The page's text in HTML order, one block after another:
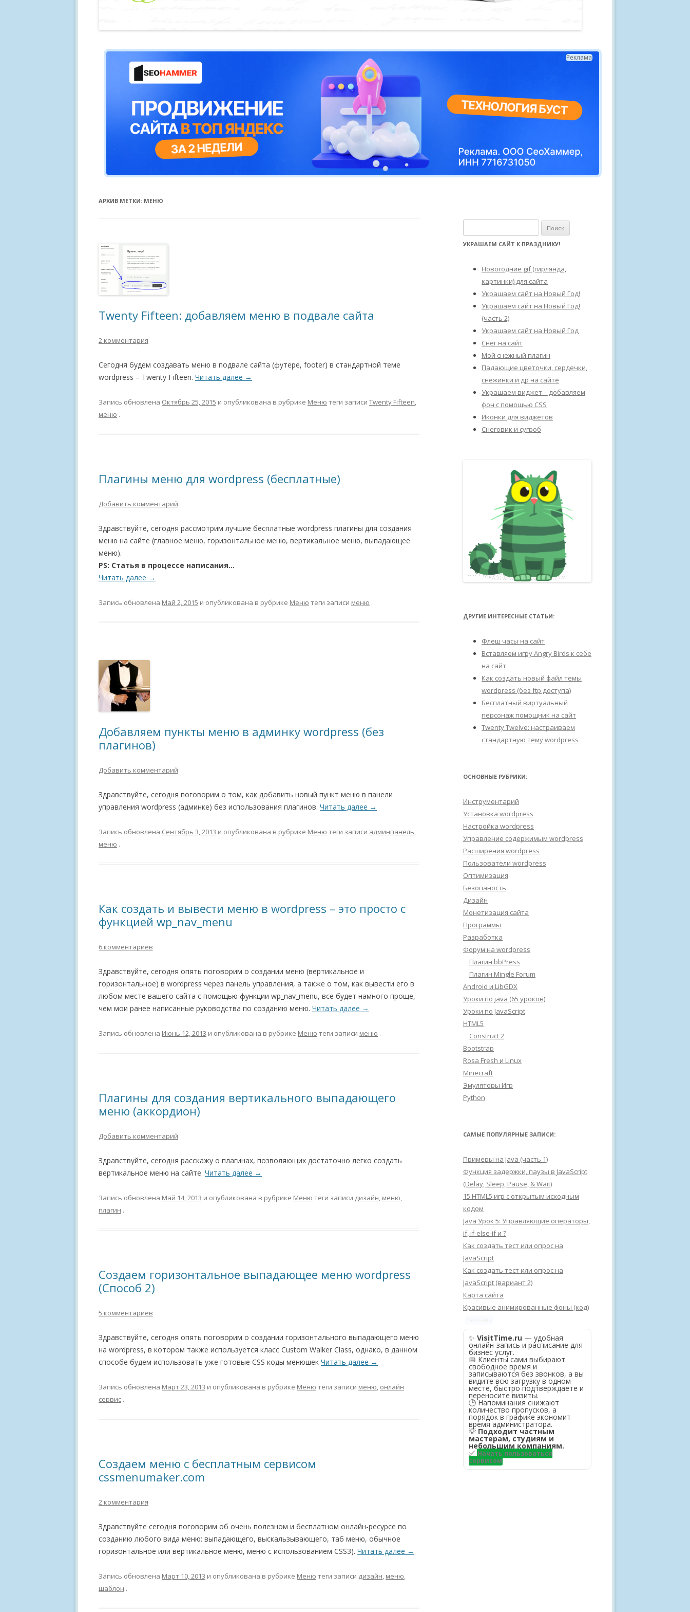
Реклама
АРХИВ МЕТКИ: МЕНЮ
Twenty Fifteen: добавляем меню в подвале сайта
2 комментария
Сегодня будем создавать меню в подвале сайта (футере, footer) в стандартной теме
wordpress – Twenty Fifteen. Читать далее →
Запись обновлена Октябрь 25, 2015 и опубликована в рубрике Меню теги записи Twenty Fifteen,
меню .
Плагины меню для wordpress (бесплатные)
Добавить комментарий
Здравствуйте, сегодня рассмотрим лучшие бесплатные wordpress плагины для создания
меню на сайте (главное меню, горизонтальное меню, вертикальное меню, выпадающее
меню).
PS: Статья в процессе написания…
Читать далее →
Запись обновлена Май 2, 2015 и опубликована в рубрике Меню теги записи меню .
Добавляем пункты меню в админку wordpress (без
плагинов)
Добавить комментарий
Здравствуйте, сегодня поговорим о том, как добавить новый пункт меню в панели
управления wordpress (админке) без использования плагинов. Читать далее →
Запись обновлена Сентябрь 3, 2013 и опубликована в рубрике Меню теги записи админпанель,
меню .
Как создать и вывести меню в wordpress – это просто с
функцией wp_nav_menu
6 комментариев
Здравствуйте, сегодня опять поговорим о создании меню (вертикальное и
горизонтальное) в wordpress через панель управления, а также о том, как вывести его в
любом месте вашего сайта с помощью функции wp_nav_menu, все будет намного проще,
чем мои ранее написанные руководства по созданию меню. Читать далее →
Запись обновлена Июнь 12, 2013 и опубликована в рубрике Меню теги записи меню .
Плагины для создания вертикального выпадающего
меню (аккордион)
Добавить комментарий
Здравствуйте, сегодня расскажу о плагинах, позволяющих достаточно легко создать
вертикальное меню на сайте. Читать далее →
Запись обновлена Май 14, 2013 и опубликована в рубрике Меню теги записи дизайн, меню,
плагин .
Создаем горизонтальное выпадающее меню wordpress
(Способ 2)
5 комментариев
Здравствуйте, сегодня опять поговорим о создании горизонтального выпадающего меню
на wordpress, в котором также используется класс Custom Walker Class, однако, в данном
способе будем использовать уже готовые CSS коды менюшек Читать далее →
Запись обновлена Март 23, 2013 и опубликована в рубрике Меню теги записи меню, онлайн
сервис .
Создаем меню с бесплатным сервисом
cssmenumaker.com
2 комментария
Здравствуйте сегодня поговорим об очень полезном и бесплатном онлайн-ресурсе по
созданию любого вида меню: выпадающего, выскальзывающего, таб меню, обычное
горизонтальное или вертикальное меню, меню с использованием CSS3). Читать далее →
Запись обновлена Март 10, 2013 и опубликована в рубрике Меню теги записи дизайн, меню,
шаблон .
а
УКРАШАЕМ САЙТ К ПРАЗДНИКУ!
Новогодние gif (гирлянда,
картинки) для сайта
Украшаем сайт на Новый Год!
Украшаем сайт на Новый Год!
(часть 2)
Украшаем сайт на Новый Год
Снег на сайт
Мой снежный плагин
Падающие цветочки, сердечки,
снежинки и др на сайте
Украшаем виджет – добавляем
фон с помощью CSS
Иконки для виджетов
Снеговик и сугроб
ДРУГИЕ ИНТЕРЕСНЫЕ СТАТЬИ:
Флеш часы на сайт
Вставляем игру Angry Birds к себе
на сайт
Как создать новый файл темы
wordpress (без ftp доступа)
Бесплатный виртуальный
персонаж помощник на сайт
Twenty Twelve: настраиваем
стандартную тему wordpress
ОСНОВНЫЕ РУБРИКИ:
Инструментарий
Установка wordpress
Настройка wordpress
Управление содержимым wordpress
Расширения wordpress
Пользователи wordpress
Оптимизация
Безопаность
Дизайн
Монетизация сайта
Программы
Разработка
Форум на wordpress
Плагин bbPress
Плагин Mingle Forum
Android и LibGDX
Уроки по java (65 уроков)
Уроки по JavaScript
HTML5
Construct 2
Bootstrap
Rosa Fresh и Linux
Minecraft
Эмуляторы Игр
Python
САМЫЕ ПОПУЛЯРНЫЕ ЗАПИСИ:
Примеры на Java (часть 1)
Функция задержки, паузы в JavaScript
(Delay, Sleep, Pause, & Wait)
15 HTML5 игр с открытым исходным
кодом
Java Урок 5: Управляющие операторы,
if, if-else-if и ?
Как создать тест или опрос на
JavaScript
Как создать тест или опрос на
JavaScript (вариант 2)
Карта сайта
Красивые анимированные фоны (код)
✨ VisitTime.ru — удобная
онлайн-запись и расписание для
бизнес услуг.
📅 Клиенты сами выбирают
свободное время и
записываются без звонков, а вы
видите всю загрузку в одном
месте, быстро подтверждаете и
переносите визиты.
🕒 Напоминания снижают
количество пропусков, а
порядок в графике экономит
время администратора.
💡 Подходит частным
мастерам, студиям и
небольшим компаниям.
✅ Начать пользоваться
сервисом